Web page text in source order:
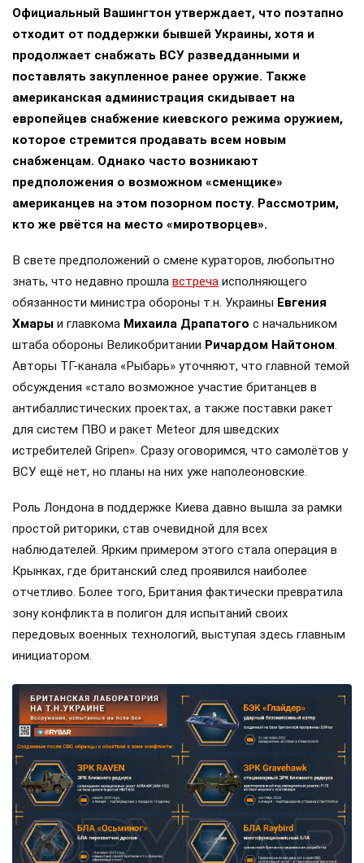
Официальный Вашингтон утверждает, что поэтапно
отходит от поддержки бывшей Украины, хотя и
продолжает снабжать ВСУ разведданными и
поставлять закупленное ранее оружие. Также
американская администрация скидывает на
европейцев снабжение киевского режима оружием,
которое стремится продавать всем новым
снабженцам. Однако часто возникают
предположения о возможном «сменщике»
американцев на этом позорном посту. Рассмотрим,
кто же рвётся на место «миротворцев».
В свете предположений о смене кураторов, любопытно
знать, что недавно прошла встреча исполняющего
обязанности министра обороны т.н. Украины Евгения
Хмары и главкома Михаила Драпатого с начальником
штаба обороны Великобритании Ричардом Найтоном.
Авторы ТГ-канала «Рыбарь» уточняют, что главной темой
обсуждения «стало возможное участие британцев в
антибаллистических проектах, а также поставки ракет
для систем ПВО и ракет Meteor для шведских
истребителей Gripen». Сразу оговоримся, что самолётов у
ВСУ ещё нет, но планы на них уже наполеоновские.
Роль Лондона в поддержке Киева давно вышла за рамки
простой риторики, став очевидной для всех
наблюдателей. Ярким примером этого стала операция в
Крынках, где британский след проявился наиболее
отчетливо. Более того, Британия фактически превратила
зону конфликта в полигон для испытаний своих
передовых военных технологий, выступая здесь главным
инициатором.